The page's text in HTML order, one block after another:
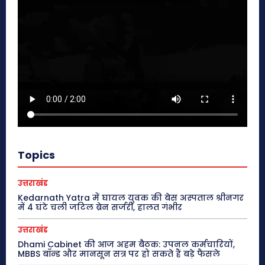
Topics
उत्तराखंड
Kedarnath Yatra में घायल युवक की बेस अस्पताल श्रीनगर
में 4 घंटे चली जटिल ब्रेन सर्जरी, हालत गंभीर
उत्तराखंड
Dhami Cabinet की आज अहम बैठक: उपनल कर्मचारियों,
MBBS बॉन्ड और मानसून सत्र पर हो सकते हैं बड़े फैसले